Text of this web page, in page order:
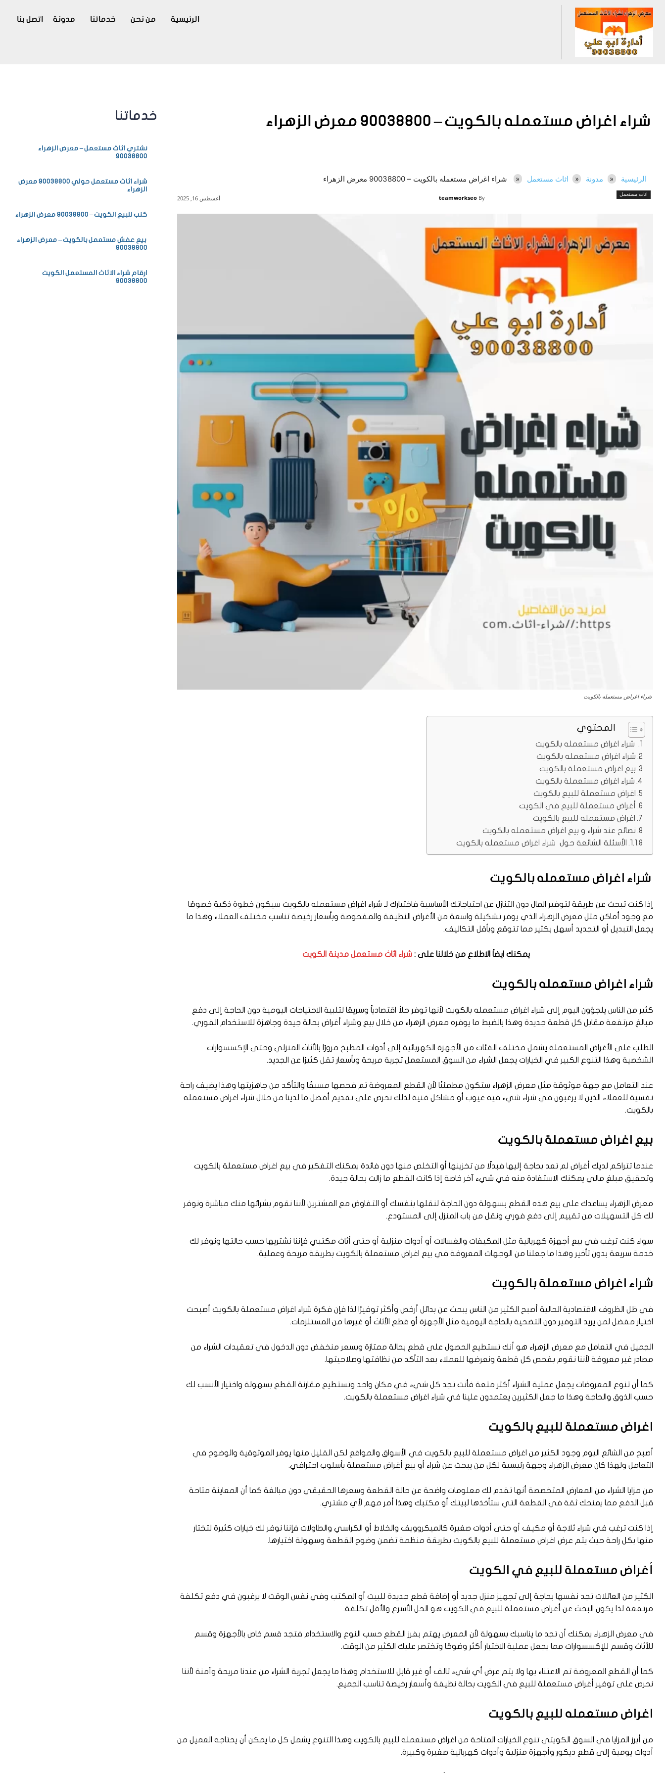
الرئيسية من نحن خدماتنا مدونة اتصل بنا
خدماتنا
نشتري اثاث مستعمل – معرض الزهراء
90038800
شراء اثاث مستعمل حولي 90038800 معرض
الزهراء
كنب للبيع الكويت – 90038800 معرض الزهراء
بيع عفش مستعمل بالكويت – معرض الزهراء
90038800
ارقام شراء الاثاث المستعمل الكويت
90038800
شراء اغراض مستعمله بالكويت – 90038800 معرض الزهراء
الرئيسية مدونة اثاث مستعمل شراء اغراض مستعمله بالكويت – 90038800 معرض الزهراء
أغسطس 16, 2025 By
teamworkseo اثاث مستعمل
شراء اغراض مستعمله بالكويت
المحتوي
شراء اغراض مستعمله بالكويت
شراء اغراض مستعمله بالكويت
بيع اغراض مستعملة بالكويت
شراء اغراض مستعملة بالكويت
اغراض مستعملة للبيع بالكويت
أغراض مستعملة للبيع في الكويت
اغراض مستعمله للبيع بالكويت
نصائح عند شراء و بيع اغراض مستعمله بالكويت
الأسئلة الشائعة حول شراء اغراض مستعمله بالكويت
شراء اغراض مستعمله بالكويت
إذا كنت تبحث عن طريقة لتوفير المال دون التنازل عن احتياجاتك الأساسية فاختيارك لـ شراء اغراض مستعمله بالكويت سيكون خطوة ذكية خصوصًا
مع وجود أماكن مثل معرض الزهراء الذي يوفر تشكيلة واسعة من الأغراض النظيفة والمفحوصة وبأسعار رخيصة تناسب مختلف العملاء وهذا ما
يجعل التبديل أو التجديد أسهل بكثير مما تتوقع وبأقل التكاليف.
يمكنك ايضاً الاطلاع من خلالنا على : شراء اثاث مستعمل مدينة الكويت
شراء اغراض مستعمله بالكويت
كثير من الناس يلجؤون اليوم إلى شراء اغراض مستعمله بالكويت لأنها توفر حلاً اقتصادياً وسريعًا لتلبية الاحتياجات اليومية دون الحاجة إلى دفع
مبالغ مرتفعة مقابل كل قطعة جديدة وهذا بالضبط ما يوفره معرض الزهراء من خلال بيع وشراء أغراض بحالة جيدة وجاهزة للاستخدام الفوري.
الطلب على الأغراض المستعملة يشمل مختلف الفئات من الأجهزة الكهربائية إلى أدوات المطبخ مرورًا بالأثاث المنزلي وحتى الإكسسوارات
الشخصية وهذا التنوع الكبير في الخيارات يجعل الشراء من السوق المستعمل تجربة مريحة وبأسعار تقل كثيرًا عن الجديد.
عند التعامل مع جهة موثوقة مثل معرض الزهراء ستكون مطمئنًا لأن القطع المعروضة تم فحصها مسبقًا والتأكد من جاهزيتها وهذا يضيف راحة
نفسية للعملاء الذين لا يرغبون في شراء شيء فيه عيوب أو مشاكل فنية لذلك نحرص على تقديم أفضل ما لدينا من خلال شراء اغراض مستعمله
بالكويت.
بيع اغراض مستعملة بالكويت
عندما تتراكم لديك أغراض لم تعد بحاجة إليها فبدلًا من تخزينها أو التخلص منها دون فائدة يمكنك التفكير في بيع اغراض مستعملة بالكويت
وتحقيق مبلغ مالي يمكنك الاستفادة منه في شيء آخر خاصة إذا كانت القطع ما زالت بحالة جيدة.
معرض الزهراء يساعدك على بيع هذه القطع بسهولة دون الحاجة لنقلها بنفسك أو التفاوض مع المشترين لأننا نقوم بشرائها منك مباشرة ونوفر
لك كل التسهيلات من تقييم إلى دفع فوري ونقل من باب المنزل إلى المستودع.
سواء كنت ترغب في بيع أجهزة كهربائية مثل المكيفات والغسالات أو أدوات منزلية أو حتى أثاث مكتبي فإننا نشتريها حسب حالتها ونوفر لك
خدمة سريعة بدون تأخير وهذا ما جعلنا من الوجهات المعروفة في بيع اغراض مستعملة بالكويت بطريقة مريحة وعملية.
شراء اغراض مستعملة بالكويت
في ظل الظروف الاقتصادية الحالية أصبح الكثير من الناس يبحث عن بدائل أرخص وأكثر توفيرًا لذا فإن فكرة شراء اغراض مستعملة بالكويت أصبحت
اختيار مفضل لمن يريد التوفير دون التضحية بالحاجة اليومية مثل الأجهزة أو قطع الأثاث أو غيرها من المستلزمات.
الجميل في التعامل مع معرض الزهراء هو أنك تستطيع الحصول على قطع بحالة ممتازة وبسعر منخفض دون الدخول في تعقيدات الشراء من
مصادر غير معروفة لأننا نقوم بفحص كل قطعة ونعرضها للعملاء بعد التأكد من نظافتها وصلاحيتها.
كما أن تنوع المعروضات يجعل عملية الشراء أكثر متعة فأنت تجد كل شيء في مكان واحد وتستطيع مقارنة القطع بسهولة واختيار الأنسب لك
حسب الذوق والحاجة وهذا ما جعل الكثيرين يعتمدون علينا في شراء اغراض مستعملة بالكويت.
اغراض مستعملة للبيع بالكويت
أصبح من الشائع اليوم وجود الكثير من اغراض مستعملة للبيع بالكويت في الأسواق والمواقع لكن القليل منها يوفر الموثوقية والوضوح في
التعامل ولهذا كان معرض الزهراء وجهة رئيسية لكل من يبحث عن شراء أو بيع أغراض مستعملة بأسلوب احترافي.
من مزايا الشراء من المعارض المتخصصة أنها تقدم لك معلومات واضحة عن حالة القطعة وسعرها الحقيقي دون مبالغة كما أن المعاينة متاحة
قبل الدفع مما يمنحك ثقة في القطعة التي ستأخذها لبيتك أو مكتبك وهذا أمر مهم لأي مشتري.
إذا كنت ترغب في شراء ثلاجة أو مكيف أو حتى أدوات صغيرة كالميكروويف والخلاط أو الكراسي والطاولات فإننا نوفر لك خيارات كثيرة لتختار
منها بكل راحة حيث يتم عرض اغراض مستعملة للبيع بالكويت بطريقة منظمة تضمن وضوح القطعة وسهولة اختيارها.
أغراض مستعملة للبيع في الكويت
الكثير من العائلات تجد نفسها بحاجة إلى تجهيز منزل جديد أو إضافة قطع جديدة للبيت أو المكتب وفي نفس الوقت لا يرغبون في دفع تكلفة
مرتفعة لذا يكون البحث عن أغراض مستعملة للبيع في الكويت هو الحل الأسرع والأقل تكلفة.
في معرض الزهراء يمكنك أن تجد ما يناسبك بسهولة لأن المعرض يهتم بفرز القطع حسب النوع والاستخدام فتجد قسم خاص بالأجهزة وقسم
للأثاث وقسم للإكسسوارات مما يجعل عملية الاختيار أكثر وضوحًا وتختصر عليك الكثير من الوقت.
كما أن القطع المعروضة تم الاعتناء بها ولا يتم عرض أي شيء تالف أو غير قابل للاستخدام وهذا ما يجعل تجربة الشراء من عندنا مريحة وآمنة لأننا
نحرص على توفير أغراض مستعملة للبيع في الكويت بحالة نظيفة وأسعار رخيصة تناسب الجميع.
اغراض مستعمله للبيع بالكويت
من أبرز المزايا في السوق الكويتي تنوع الخيارات المتاحة من اغراض مستعمله للبيع بالكويت وهذا التنوع يشمل كل ما يمكن أن يحتاجه العميل من
أدوات يومية إلى قطع ديكور وأجهزة منزلية وأدوات كهربائية صغيرة وكبيرة.